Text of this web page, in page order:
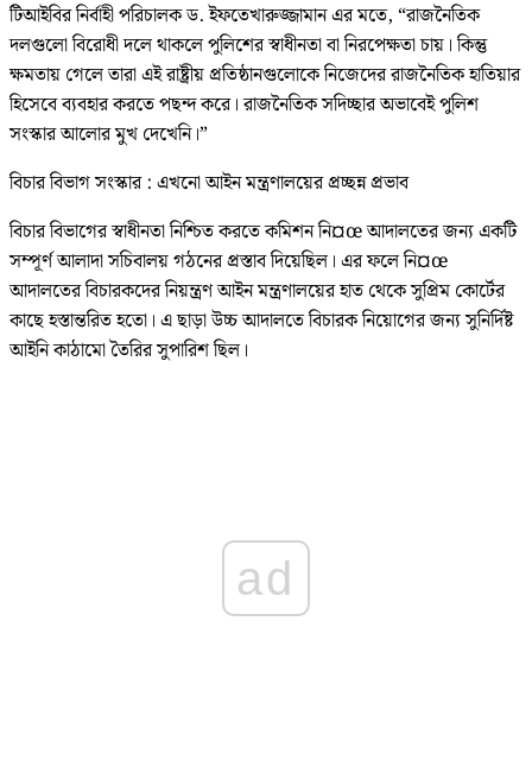
টিআইবির নির্বাহী পরিচালক ড. ইফতেখারুজ্জামান এর মতে, “রাজনৈতিক
দলগুলো বিরোধী দলে থাকলে পুলিশের স্বাধীনতা বা নিরপেক্ষতা চায়। কিন্তু
ক্ষমতায় গেলে তারা এই রাষ্ট্রীয় প্রতিষ্ঠানগুলোকে নিজেদের রাজনৈতিক হাতিয়ার
হিসেবে ব্যবহার করতে পছন্দ করে। রাজনৈতিক সদিচ্ছার অভাবেই পুলিশ
সংস্কার আলোর মুখ দেখেনি।”
বিচার বিভাগ সংস্কার : এখনো আইন মন্ত্রণালয়ের প্রচ্ছন্ন প্রভাব
বিচার বিভাগের স্বাধীনতা নিশ্চিত করতে কমিশন নি¤œ আদালতের জন্য একটি
সম্পূর্ণ আলাদা সচিবালয় গঠনের প্রস্তাব দিয়েছিল। এর ফলে নি¤œ
আদালতের বিচারকদের নিয়ন্ত্রণ আইন মন্ত্রণালয়ের হাত থেকে সুপ্রিম কোর্টের
কাছে হস্তান্তরিত হতো। এ ছাড়া উচ্চ আদালতে বিচারক নিয়োগের জন্য সুনির্দিষ্ট
আইনি কাঠামো তৈরির সুপারিশ ছিল।
ad